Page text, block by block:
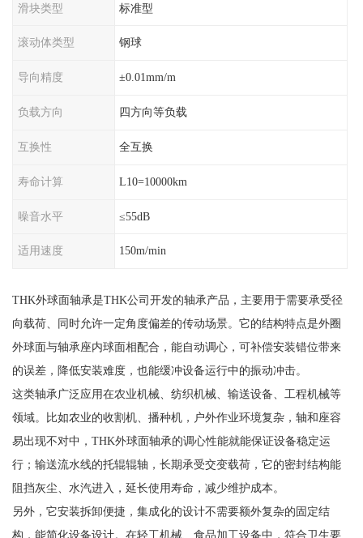
滑块类型 标准型
滚动体类型 钢球
导向精度 ±0.01mm/m
负载方向 四方向等负载
互换性 全互换
寿命计算 L10=10000km
噪音水平 ≤55dB
适用速度 150m/min
THK外球面轴承是THK公司开发的轴承产品，主要用于需要承受径
向载荷、同时允许一定角度偏差的传动场景。它的结构特点是外圈
外球面与轴承座内球面相配合，能自动调心，可补偿安装错位带来
的误差，降低安装难度，也能缓冲设备运行中的振动冲击。
这类轴承广泛应用在农业机械、纺织机械、输送设备、工程机械等
领域。比如农业的收割机、播种机，户外作业环境复杂，轴和座容
易出现不对中，THK外球面轴承的调心性能就能保证设备稳定运
行；输送流水线的托辊辊轴，长期承受交变载荷，它的密封结构能
阻挡灰尘、水汽进入，延长使用寿命，减少维护成本。
另外，它安装拆卸便捷，集成化的设计不需要额外复杂的固定结
构，能简化设备设计。在轻工机械、食品加工设备中，符合卫生要